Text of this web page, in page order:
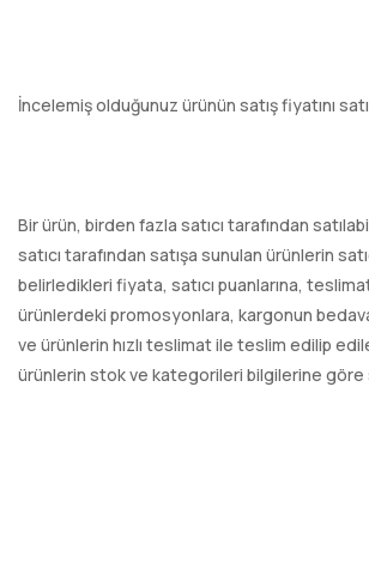
İncelemiş olduğunuz ürünün satış fiyatını
Bir ürün, birden fazla satıcı tarafından
satıcı tarafından satışa sunulan ürünlerin
belirledikleri fiyata, satıcı puanlarına,
ürünlerdeki promosyonlara, kargonun
ve ürünlerin hızlı teslimat ile teslim edilip
ürünlerin stok ve kategorileri bilgilerine göre